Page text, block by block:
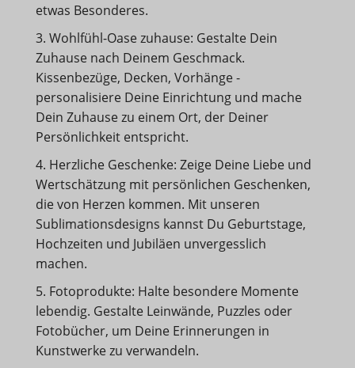
etwas Besonderes.
3. Wohlfühl-Oase zuhause: Gestalte Dein
Zuhause nach Deinem Geschmack.
Kissenbezüge, Decken, Vorhänge -
personalisiere Deine Einrichtung und mache
Dein Zuhause zu einem Ort, der Deiner
Persönlichkeit entspricht.
4. Herzliche Geschenke: Zeige Deine Liebe und
Wertschätzung mit persönlichen Geschenken,
die von Herzen kommen. Mit unseren
Sublimationsdesigns kannst Du Geburtstage,
Hochzeiten und Jubiläen unvergesslich
machen.
5. Fotoprodukte: Halte besondere Momente
lebendig. Gestalte Leinwände, Puzzles oder
Fotobücher, um Deine Erinnerungen in
Kunstwerke zu verwandeln.